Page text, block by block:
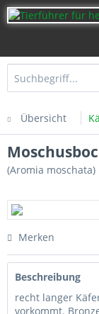
Übersicht
(Aromia moschata)
Merken
Beschreibung
recht langer
vorkommt.